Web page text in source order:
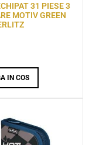
31 PIESE 3
MOTIV GREEN
IN COS